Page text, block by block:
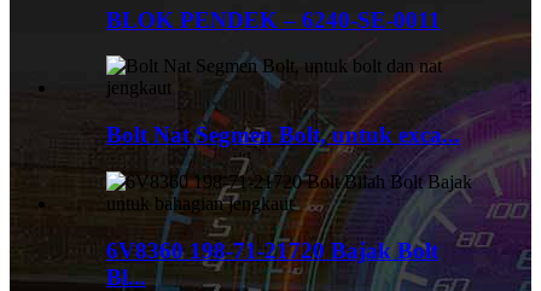
BLOK PENDEK – 6240-SE-0011
Bolt Nat Segmen Bolt, untuk exca...
6V8360 198-71-21720 Bajak Bolt
Bl...